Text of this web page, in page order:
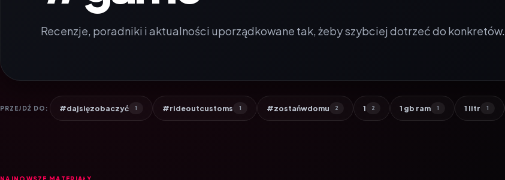
Recenzje, poradniki i aktualności uporządkowane tak, żeby szybciej dotrzeć do konkretów.
PRZEJDŹ DO: #dajsięzobaczyć 1 #rideoutcustoms 1 #zostańwdomu 2 1 2 1 gb ram 1 1 litr 1